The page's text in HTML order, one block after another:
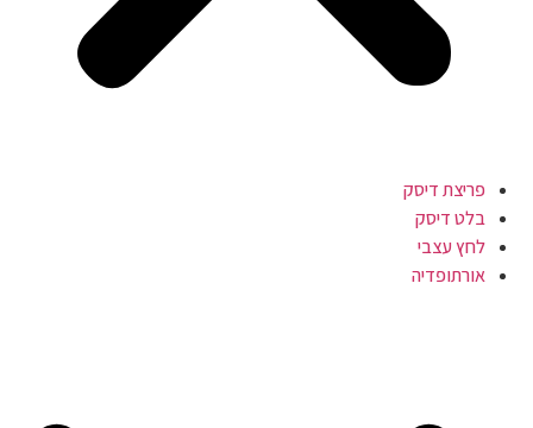
פריצת דיסק
בלט דיסק
לחץ עצבי
אורתופדיה